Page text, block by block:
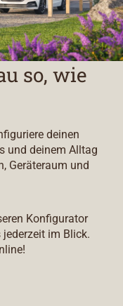
so, wie
deinen
und deinem Alltag
Geräteraum und
Konfigurator
im Blick.